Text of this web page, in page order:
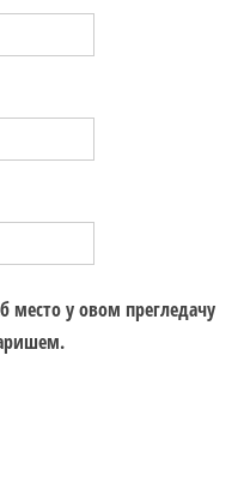
место у овом прегледачу